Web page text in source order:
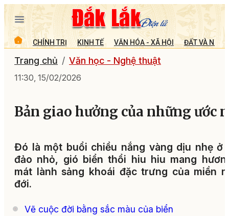
CHÍNH TRỊ KINH TẾ VĂN HÓA - XÃ HỘI ĐẤT VÀ
Trang chủ Văn học - Nghệ thuật
11:30, 15/02/2026
Bản giao hưởng của những ước
Đó là một buổi chiều nắng vàng dịu nhẹ ở
đảo nhỏ, gió biển thổi hiu hiu mang
mát lành sảng khoái đặc trưng của miền
đới.
Vẽ cuộc đời bằng sắc màu của biển